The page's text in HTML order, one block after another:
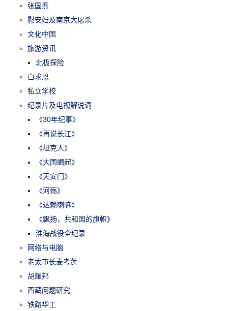
张国焘
慰安妇及南京大屠杀
文化中国
旅游资讯
北极探险
白求恩
私立学校
纪录片及电视解说词
《30年纪事》
《再说长江》
《坦克人》
《大国崛起》
《天安门》
《河殇》
《达赖喇嘛》
《飘扬，共和国的旗帜》
淮海战役全纪录
网络与电脑
老太市长麦考莲
胡耀邦
西藏问题研究
铁路华工